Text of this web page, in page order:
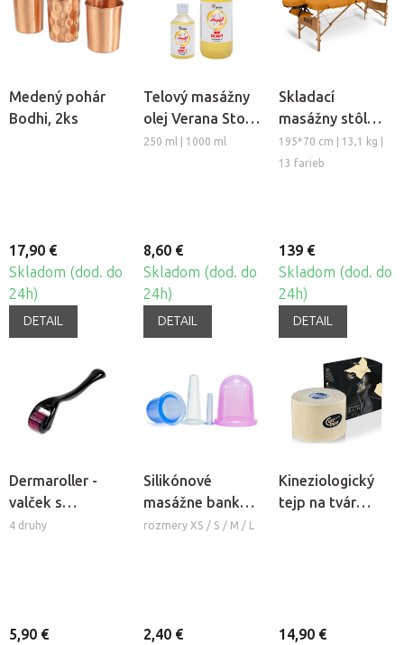
Medený pohár
Bodhi, 2ks
17,90 €
Skladom (dod. do
24h)
DETAIL
Telový masážny
olej Verana Stop
Celulitíde
250 ml | 1000 ml
8,60 €
Skladom (dod. do
24h)
DETAIL
Skladací
masážny stôl
TANDEM Basic-2
195*70 cm | 13,1 kg |
13 farieb
139 €
Skladom (dod. do
24h)
DETAIL
Dermaroller -
valček s
mikroihlami
4 druhy
5,90 €
Silikónové
masážne banky
Fabulo Bell
rozmery XS / S / M / L
2,40 €
Kineziologický
tejp na tvár
14,90 €